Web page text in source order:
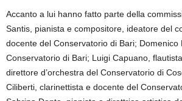
Accanto a lui hanno fatto parte della
Santis, pianista e compositore, ideatore del
docente del Conservatorio di Bari; Domenico
Conservatorio di Bari; Luigi Capuano,
direttore d’orchestra del Conservatorio di
Ciliberti, clarinettista e docente del